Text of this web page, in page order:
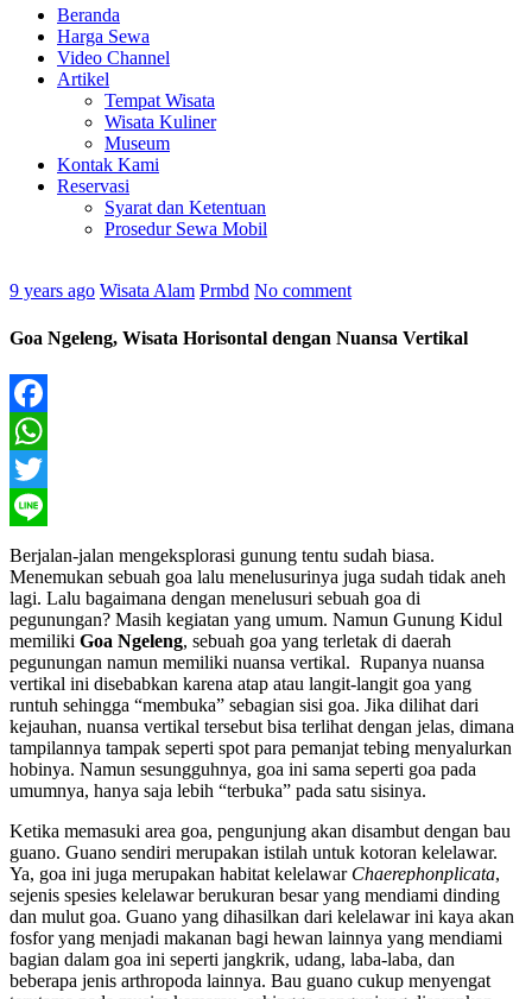
Beranda
Harga Sewa
Video Channel
Artikel
Tempat Wisata
Wisata Kuliner
Museum
Kontak Kami
Reservasi
Syarat dan Ketentuan
Prosedur Sewa Mobil
9 years ago Wisata Alam Prmbd No comment
Goa Ngeleng, Wisata Horisontal dengan Nuansa Vertikal
Facebook
WhatsApp
Twitter
Line
Berjalan-jalan mengeksplorasi gunung tentu sudah biasa.
Menemukan sebuah goa lalu menelusurinya juga sudah tidak aneh
lagi. Lalu bagaimana dengan menelusuri sebuah goa di
pegunungan? Masih kegiatan yang umum. Namun Gunung Kidul
memiliki Goa Ngeleng, sebuah goa yang terletak di daerah
pegunungan namun memiliki nuansa vertikal. Rupanya nuansa
vertikal ini disebabkan karena atap atau langit-langit goa yang
runtuh sehingga “membuka” sebagian sisi goa. Jika dilihat dari
kejauhan, nuansa vertikal tersebut bisa terlihat dengan jelas, dimana
tampilannya tampak seperti spot para pemanjat tebing menyalurkan
hobinya. Namun sesungguhnya, goa ini sama seperti goa pada
umumnya, hanya saja lebih “terbuka” pada satu sisinya.
Ketika memasuki area goa, pengunjung akan disambut dengan bau
guano. Guano sendiri merupakan istilah untuk kotoran kelelawar.
Ya, goa ini juga merupakan habitat kelelawar Chaerephonplicata,
sejenis spesies kelelawar berukuran besar yang mendiami dinding
dan mulut goa. Guano yang dihasilkan dari kelelawar ini kaya akan
fosfor yang menjadi makanan bagi hewan lainnya yang mendiami
bagian dalam goa ini seperti jangkrik, udang, laba-laba, dan
beberapa jenis arthropoda lainnya. Bau guano cukup menyengat